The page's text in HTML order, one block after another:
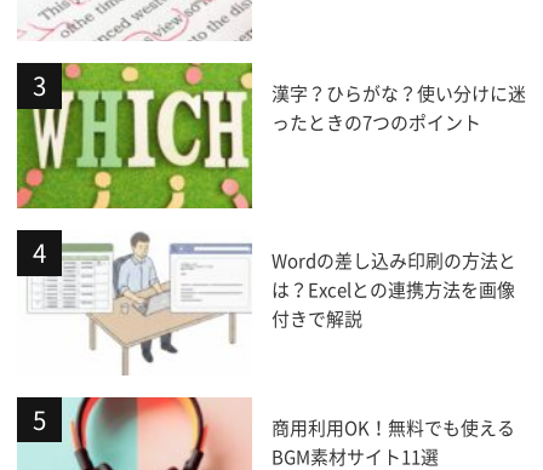
漢字？ひらがな？使い分けに迷
ったときの7つのポイント
Wordの差し込み印刷の方法と
は？Excelとの連携方法を画像
付きで解説
商用利用OK！無料でも使える
BGM素材サイト11選